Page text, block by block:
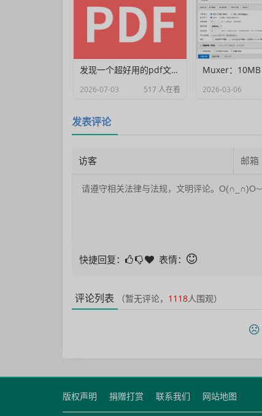
发现一个超好用的pdf文档编辑器
2026-07-03 517 人在看 2026-03-06
发表评论
快捷回复： 表情：
评论列表 （暂无评论， 1118人围观）
版权声明 捐赠打赏 联系我们 网站地图